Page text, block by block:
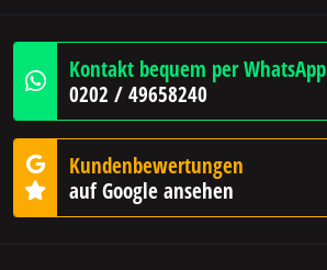
Kontakt bequem per WhatsApp
0202 / 49658240
Kundenbewertungen
auf Google ansehen